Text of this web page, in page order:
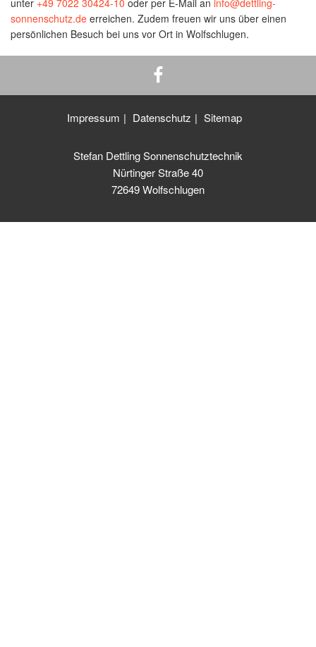
sonnenschutz.de erreichen. Zudem freuen wir uns über einen
persönlichen Besuch bei uns vor Ort in Wolfschlugen.
Impressum Datenschutz Sitemap
Stefan Dettling Sonnenschutztechnik
Nürtinger Straße 40
72649 Wolfschlugen